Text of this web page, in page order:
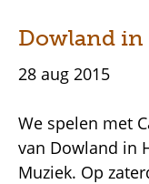
Dowland
28 aug 2015
We spelen met
van Dowland in
Muziek. Op